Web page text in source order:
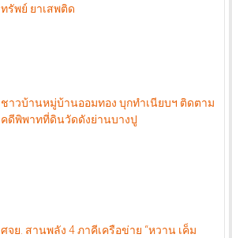
ทรัพย์ ยาเสพติด
ชาวบ้านหมู่บ้านออมทอง บุกทำเนียบฯ ติดตาม
คดีพิพาทที่ดินวัดดังย่านบางปู
ศจย. สานพลัง 4 ภาคีเครือข่าย “หวาน เค็ม